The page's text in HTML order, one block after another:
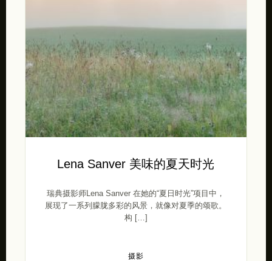
Lena Sanver 美味的夏天时光
瑞典摄影师Lena Sanver 在她的“夏日时光”项目中，
展现了一系列朦胧多彩的风景，就像对夏季的颂歌。
构 […]
摄影